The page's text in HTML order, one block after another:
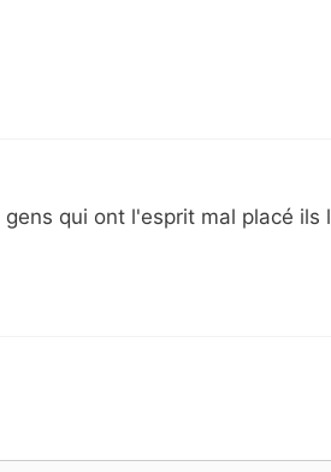
qui ont l'esprit mal placé ils